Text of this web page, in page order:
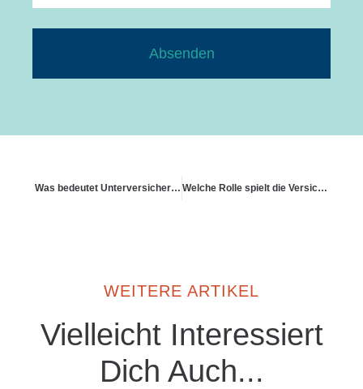
Absenden
Was bedeutet Unterversicherungsverzicht Welche Rolle spielt die Versicherung bei Kreditvergabe
WEITERE ARTIKEL
Vielleicht Interessiert
Dich Auch...